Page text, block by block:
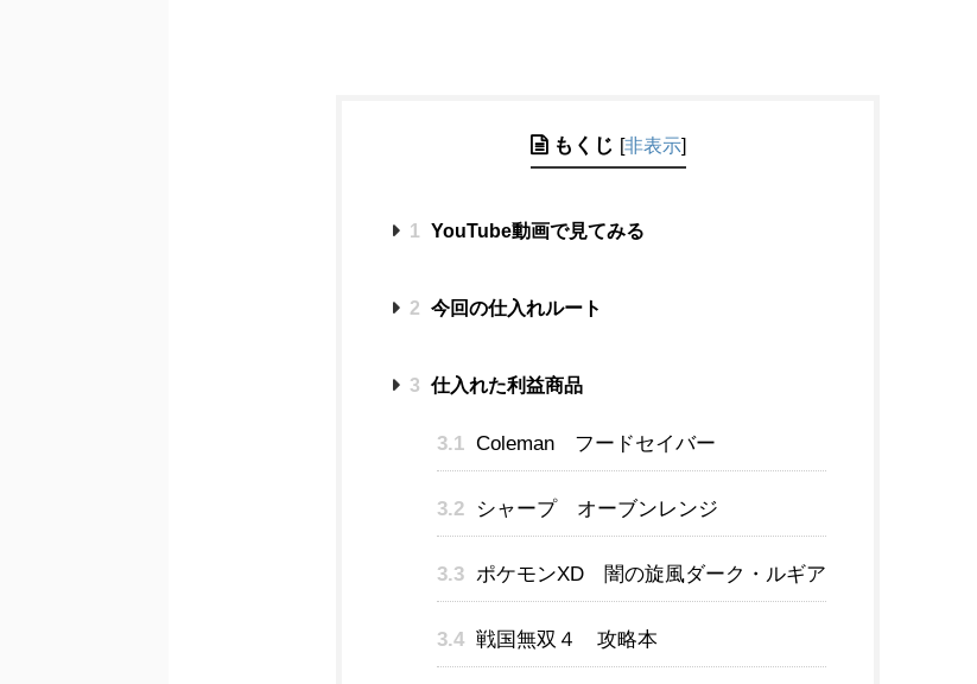
もくじ [非表示]
1 YouTube動画で見てみる
2 今回の仕入れルート
3 仕入れた利益商品
3.1 Coleman フードセイバー
3.2 シャープ オーブンレンジ
3.3 ポケモンXD 闇の旋風ダーク・ルギア
3.4 戦国無双４ 攻略本